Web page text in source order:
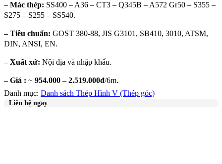
– Mác thép: SS400 – A36 – CT3 – Q345B – A572 Gr50 – S355 –
S275 – S255 – SS540.
– Tiêu chuẩn: GOST 380-88, JIS G3101, SB410, 3010, ATSM,
DIN, ANSI, EN.
– Xuất xứ: Nội địa và nhập khẩu.
– Giá : ~ 954.000 – 2.519.000đ/6m.
Danh mục: Danh sách Thép Hình V (Thép góc)
Liên hệ ngay